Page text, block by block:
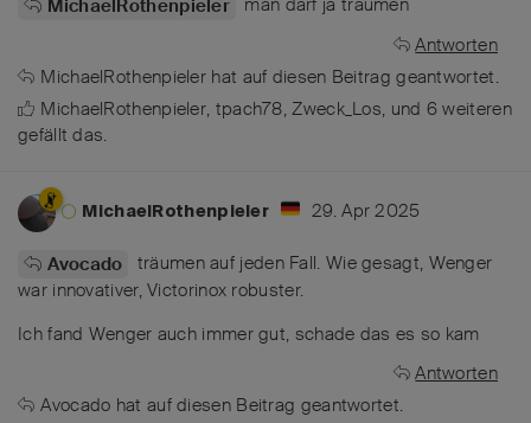
MichaelRothenpieler
Antworten
MichaelRothenpieler hat auf diesen Beitrag geantwortet.
MichaelRothenpieler, tpach78,Zweck_Los, und 6 weiteren
gefällt das.
MichaelRothenpieler 29. Apr 2025
Avocado
träumen auf jeden Fall. Wie gesagt, Wenger
war innovativer, Victorinox robuster.
Ich fand Wenger auch immer gut, schade das es so kam
Antworten
Avocado hat auf diesen Beitrag geantwortet.